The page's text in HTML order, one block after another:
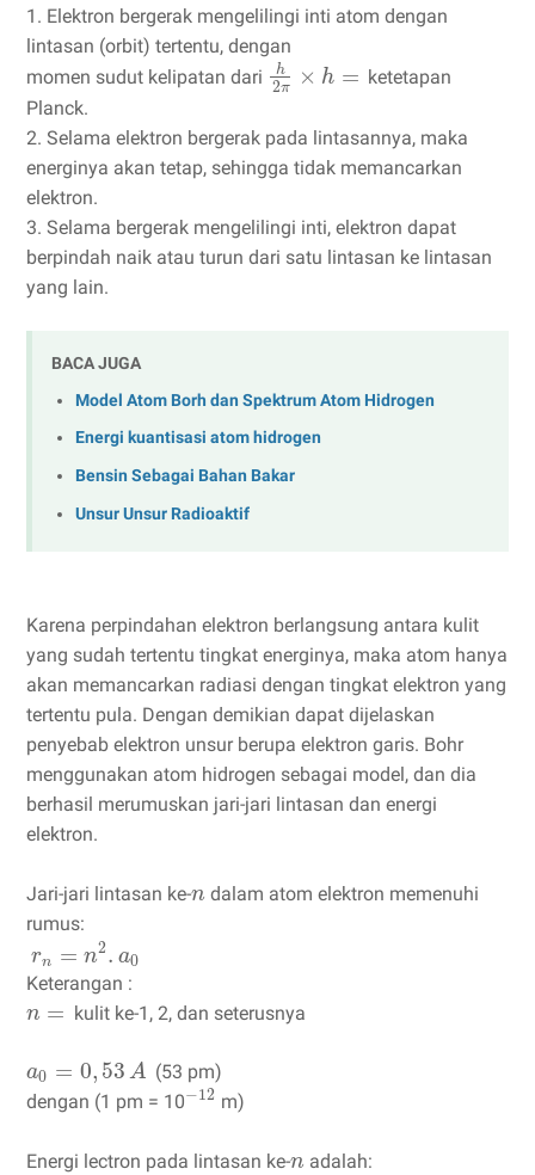
1. Elektron bergerak mengelilingi inti atom dengan
lintasan (orbit) tertentu, dengan
momen sudut kelipatan dari
h
2π × h = ketetapan
Planck.
2. Selama elektron bergerak pada lintasannya, maka
energinya akan tetap, sehingga tidak memancarkan
elektron.
3. Selama bergerak mengelilingi inti, elektron dapat
berpindah naik atau turun dari satu lintasan ke lintasan
yang lain.
BACA JUGA
Model Atom Borh dan Spektrum Atom Hidrogen
Energi kuantisasi atom hidrogen
Bensin Sebagai Bahan Bakar
Unsur Unsur Radioaktif
Karena perpindahan elektron berlangsung antara kulit
yang sudah tertentu tingkat energinya, maka atom hanya
akan memancarkan radiasi dengan tingkat elektron yang
tertentu pula. Dengan demikian dapat dijelaskan
penyebab elektron unsur berupa elektron garis. Bohr
menggunakan atom hidrogen sebagai model, dan dia
berhasil merumuskan jari-jari lintasan dan energi
elektron.
Jari-jari lintasan ke-n dalam atom elektron memenuhi
rumus:
rn = n2. a0
Keterangan :
n = kulit ke-1, 2, dan seterusnya
a0 = 0, 53 A (53 pm)
dengan (1 pm = 10−12 m)
Energi lectron pada lintasan ke-n adalah: